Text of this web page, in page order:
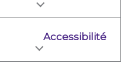
Accessibilité